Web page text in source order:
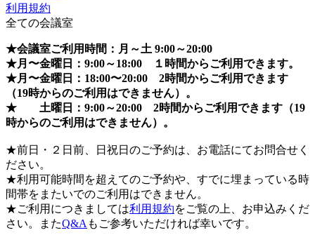
利用規約
全ての会議室
★会議室ご利用時間：月～土 9:00～20:00
★月〜金曜日：9:00～18:00 １時間からご利用できます。
★月〜金曜日：18:00〜20:00 2時間からご利用できます
（19時からのご利用はできません）。
★ 土曜日：9:00～20:00 2時間からご利用できます（19
時からのご利用はできません）。
★前日・２日前、日祝日のご予約は、お電話にてお問合せく
ださい。
★利用可能時間を超えてのご予約や、すでに埋まっている時
間帯をまたいでのご利用はできません。
★ご利用につきましては利用規約をご覧の上、お申込みくだ
さい。またQ&A もご参考いただければ幸いです。